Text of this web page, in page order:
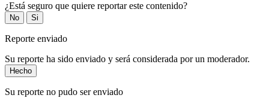
¿Está seguro que quiere reportar este contenido?
No Si
Reporte enviado
Su reporte ha sido enviado y será considerada por un moderador.
Hecho
Su reporte no pudo ser enviado